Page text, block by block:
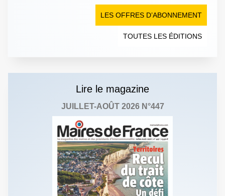
LES OFFRES D’ABONNEMENT
TOUTES LES ÉDITIONS
Lire le magazine
JUILLET-AOÛT 2026 N°447